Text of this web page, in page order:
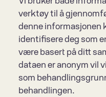
verktøy til å
denne informasjonen
identifisere deg som
være basert på ditt
dataen er anonym vil
som
behandlingen.